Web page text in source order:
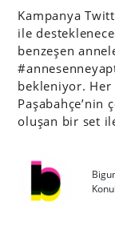
Kampanya
ile
benzeşen
bekleniyor. Her
Paşabahçe’nin
oluşan bir set